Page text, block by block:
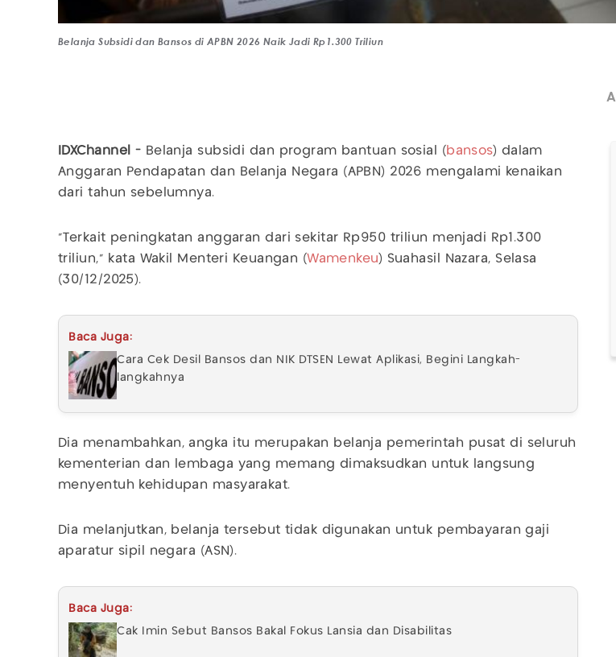
Belanja Subsidi dan Bansos di APBN 2026 Naik Jadi Rp1.300 Triliun
A
IDXChannel - Belanja subsidi dan program bantuan sosial ( bansos) dalam
Anggaran Pendapatan dan Belanja Negara (APBN) 2026 mengalami kenaikan
dari tahun sebelumnya.
"Terkait peningkatan anggaran dari sekitar Rp950 triliun menjadi Rp1.300
triliun," kata Wakil Menteri Keuangan (Wamenkeu) Suahasil Nazara, Selasa
(30/12/2025).
Baca Juga:
Cara Cek Desil Bansos dan NIK DTSEN Lewat Aplikasi, Begini Langkah-
langkahnya
Dia menambahkan, angka itu merupakan belanja pemerintah pusat di seluruh
kementerian dan lembaga yang memang dimaksudkan untuk langsung
menyentuh kehidupan masyarakat.
Dia melanjutkan, belanja tersebut tidak digunakan untuk pembayaran gaji
aparatur sipil negara (ASN).
Baca Juga:
Cak Imin Sebut Bansos Bakal Fokus Lansia dan Disabilitas